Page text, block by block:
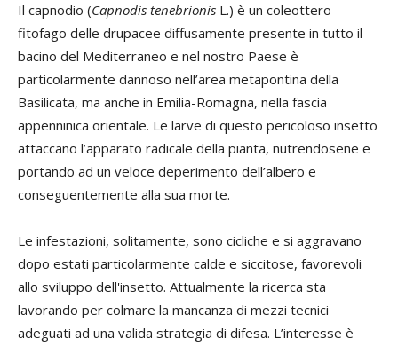
Il capnodio (Capnodis tenebrionis L.) è un coleottero
fitofago delle drupacee diffusamente presente in tutto il
bacino del Mediterraneo e nel nostro Paese è
particolarmente dannoso nell’area metapontina della
Basilicata, ma anche in Emilia-Romagna, nella fascia
appenninica orientale. Le larve di questo pericoloso insetto
attaccano l’apparato radicale della pianta, nutrendosene e
portando ad un veloce deperimento dell’albero e
conseguentemente alla sua morte.
Le infestazioni, solitamente, sono cicliche e si aggravano
dopo estati particolarmente calde e siccitose, favorevoli
allo sviluppo dell'insetto. Attualmente la ricerca sta
lavorando per colmare la mancanza di mezzi tecnici
adeguati ad una valida strategia di difesa. L’interesse è